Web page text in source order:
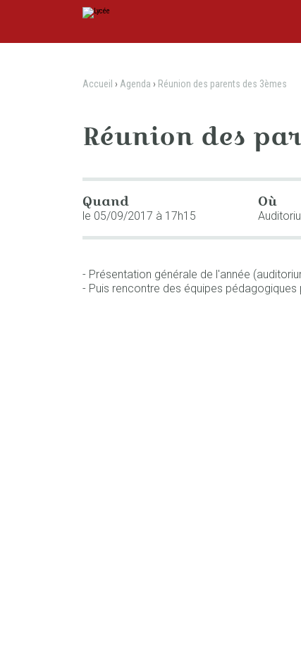
au
contenu.
à
personnels
Accueil › Agenda › Réunion des parents des 3èmes
Réunion des
Quand
le 05/09/2017 à 17h15
Où
- Présentation générale de l'année
- Puis rencontre des équipes pédagogiques